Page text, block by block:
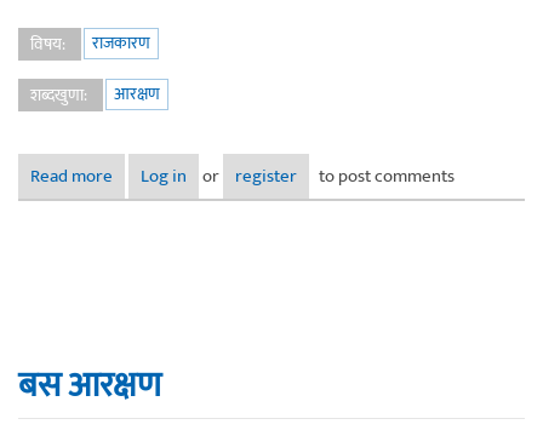
विषय:
राजकारण
शब्दखुणा:
आरक्षण
Read more about आरक्षण
Log in or register to post comments
बस आरक्षण